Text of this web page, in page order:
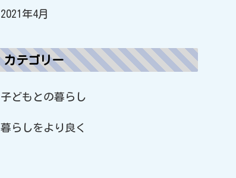
2021年4月
カテゴリー
子どもとの暮らし
暮らしをより良く